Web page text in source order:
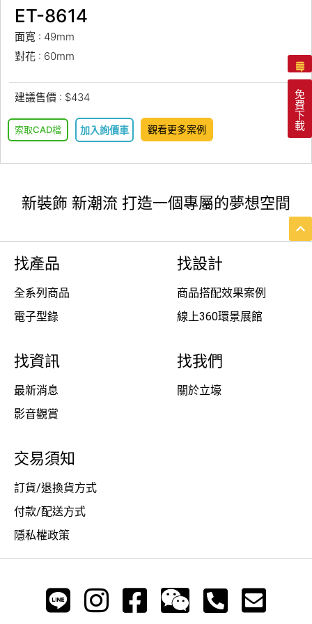
ET-8614
面寬 : 49mm
對花 : 60mm
建議售價 : $434
索取CAD檔 加入詢價車 觀看更多案例
免
費
下
載
新裝飾 新潮流 打造一個專屬的夢想空間
找產品
全系列商品
電子型錄
找設計
商品搭配效果案例
線上360環景展館
找資訊
最新消息
影音觀賞
找我們
關於立壕
交易須知
訂貨/退換貨方式
付款/配送方式
隱私權政策